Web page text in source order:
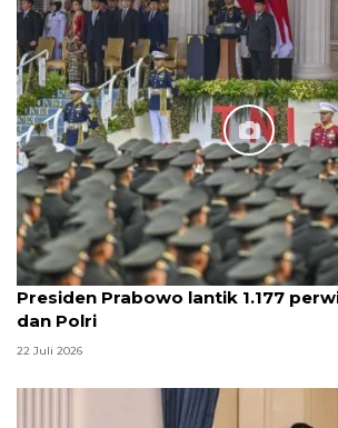
Presiden Prabowo lantik 1.177
dan Polri
22 Juli 2026